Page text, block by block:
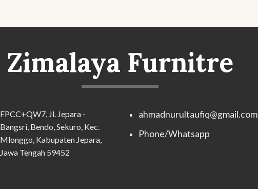
Zimalaya Furnitre
FPCC+QW7, Jl. Jepara -
Bangsri, Bendo, Sekuro, Kec.
Mlonggo, Kabupaten Jepara,
Jawa Tengah 59452
ahmadnurultaufiq@gmail.com
Phone/Whatsapp